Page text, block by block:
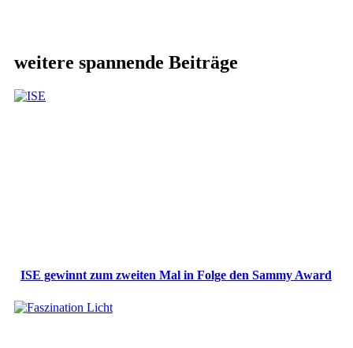
weitere spannende Beiträge
ISE gewinnt zum zweiten Mal in Folge den Sammy Award